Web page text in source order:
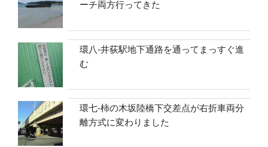
ーチ両方行ってきた
環八-井荻駅地下通路を通ってまっすぐ進
む
環七-柿の木坂陸橋下交差点が右折車両分
離方式に変わりました